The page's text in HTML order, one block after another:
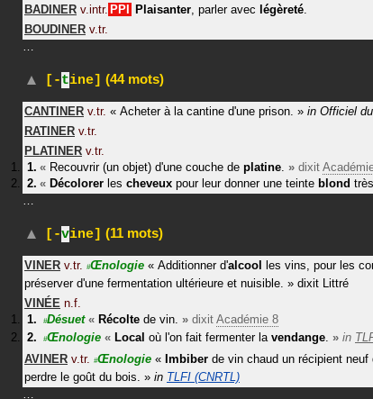
BADINER v.intr. PPI Plaisanter , parler avec légèreté
BOUDINER v.tr.
[-tine] (44 mots)
CANTINER v.tr. « Acheter à la cantine d'une prison. » in Officiel
RATINER v.tr.
PLATINER v.tr.
« Recouvrir (un objet) d'une couche de platine. » dixit
« Décolorer les cheveux pour leur donner une teinte blond
…
[-vine] (11 mots)
VINER v.tr. #Œnologie « Additionner d'alcool
les vins, pour les
préserver d'une fermentation ultérieure et nuisible. » dixit Littré
VINÉE n.f.
#Désuet « Récolte de vin. » dixit Académie 8
#Œnologie « Local où l'on fait fermenter la vendange. » in
AVINER v.tr. #Œnologie « Imbiber de vin chaud un récipient
perdre le goût du bois. » in TLFI (CNRTL)
…